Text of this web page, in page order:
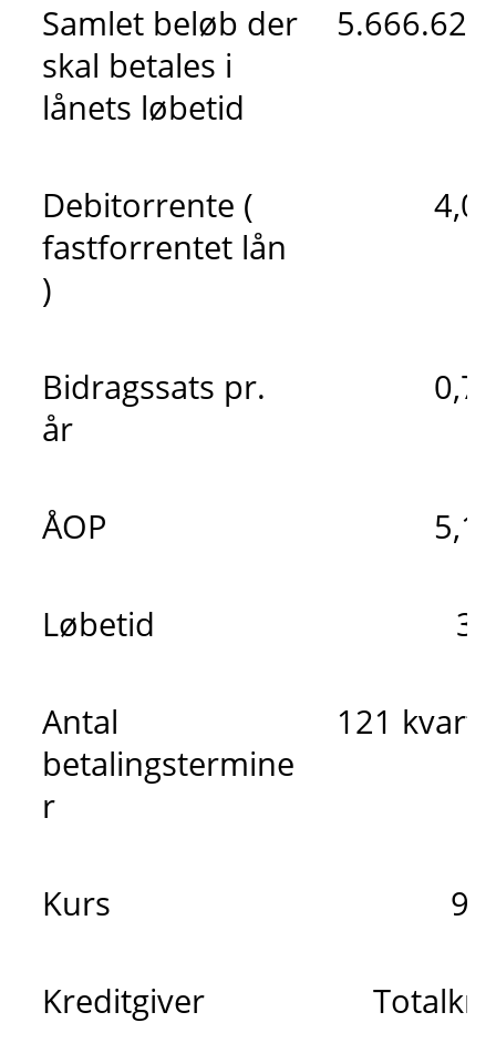
Samlet beløb der
skal betales i
lånets løbetid
5.666.621
Debitorrente (
fastforrentet lån
)
Bidragssats pr.
år
ÅOP
Løbetid
Antal
betalingstermine
r
121
Kurs
Kreditgiver